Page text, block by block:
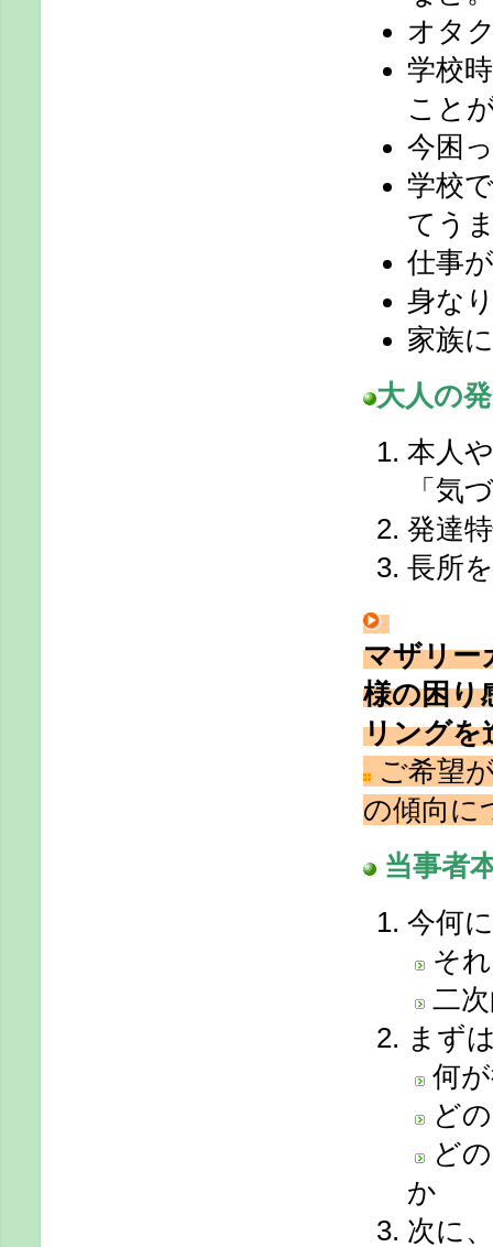
オタ
学校
こと
今困
学校
てう
仕事
身な
家族
大人の
本人
「気
発達
長所
マザリー
様の困り
リングを
ご希望
の傾向に
当事者
今何
そ
二
まず
何
ど
ど
か
次に